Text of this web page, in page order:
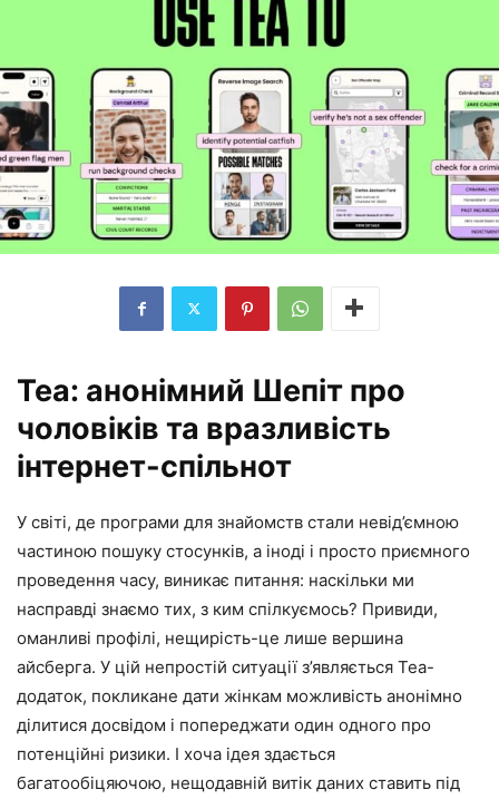
Tea: анонімний Шепіт про
чоловіків та вразливість
інтернет-спільнот
У світі, де програми для знайомств стали невід’ємною
частиною пошуку стосунків, а іноді і просто приємного
проведення часу, виникає питання: наскільки ми
насправді знаємо тих, з ким спілкуємось? Привиди,
оманливі профілі, нещирість-це лише вершина
айсберга. У цій непростій ситуації з’являється Tea-
додаток, покликане дати жінкам можливість анонімно
ділитися досвідом і попереджати один одного про
потенційні ризики. І хоча ідея здається
багатообіцяючою, нещодавній витік даних ставить під